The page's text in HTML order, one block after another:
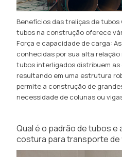
Benefícios das treliças de tubos
tubos na construção oferece
Força e capacidade de carga:
conhecidas por sua alta
tubos interligados distribuem
resultando em uma estrutura
permite a construção de
necessidade de colunas ou
Qual é o padrão de tubos e
costura para transporte de